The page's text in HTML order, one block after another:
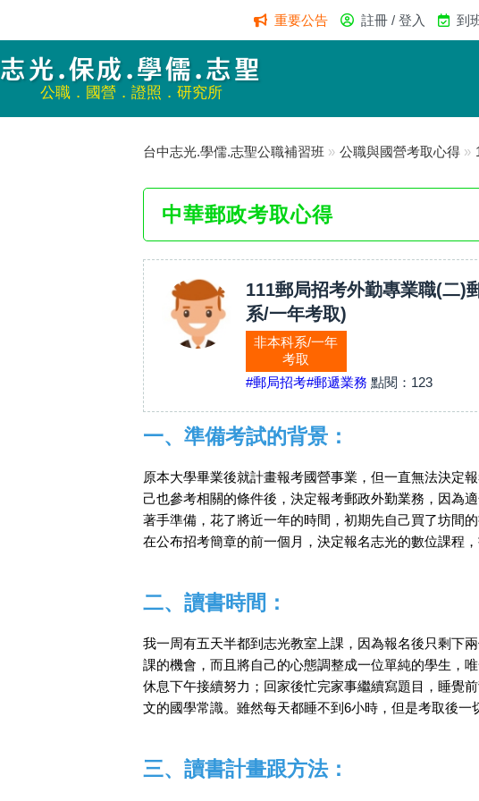
重要公告 註冊 / 登入 到
志光.保成.學儒.志聖
公職．國營．證照．研究所
台中志光.學儒.志聖公職補習班 » 公職與國營考取心得 »
中華郵政考取心得
111郵局招考外勤專業職(二)
系/一年考取)
非本科系/一年
考取
#郵局招考#郵遞業務 點閱： 123
一、準備考試的背景：
原本大學畢業後就計畫報考國營事業，但一直無法決定
己也參考相關的條件後，決定報考郵政外勤業務，因為
著手準備，花了將近一年的時間，初期先自己買了坊間
在公布招考簡章的前一個月，決定報名志光的數位課程
二、讀書時間：
我一周有五天半都到志光教室上課，因為報名後只剩下
課的機會，而且將自己的心態調整成一位單純的學生，
休息下午接續努力；回家後忙完家事繼續寫題目，睡覺
文的國學常識。雖然每天都睡不到6小時，但是考取後一
三、讀書計畫跟方法：